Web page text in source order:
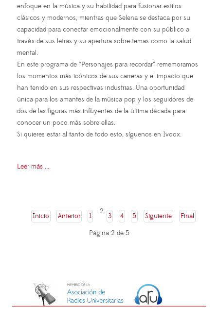
enfoque en la música y su habilidad para fusionar estilos
clásicos y modernos, mientras que Selena se destaca por su
capacidad para conectar emocionalmente con su público a
través de sus letras y su apertura sobre temas como la salud
mental.
En este programa de “Personajes para recordar” rememoramos
los momentos más icónicos de sus carreras y el impacto que
han tenido en sus respectivas industrias. Una oportunidad
única para los amantes de la música pop y los seguidores de
dos de las figuras más influyentes de la última década para
conocer un poco más sobre ellas.
Si quieres estar al tanto de todo esto, síguenos en Ivoox.
Leer más ...
Inicio Anterior 1
2
3 4 5 Siguiente
Final
Página 2 de 5